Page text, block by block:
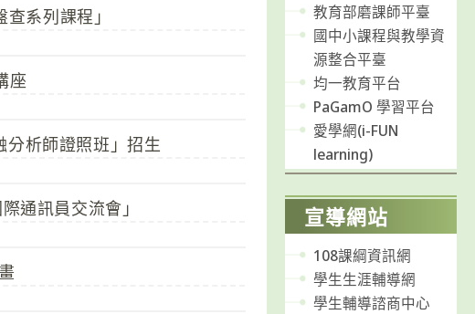
系列課程」
座
分析師證照班」招生
通訊員交流會」
教育部磨課師平臺
國中小課程與教學資
源整合平臺
均一教育平台
PaGamO 學習平台
愛學網(i-FUN
learning)
宣導網站
108課綱資訊網
學生生涯輔導網
學生輔導諮商中心